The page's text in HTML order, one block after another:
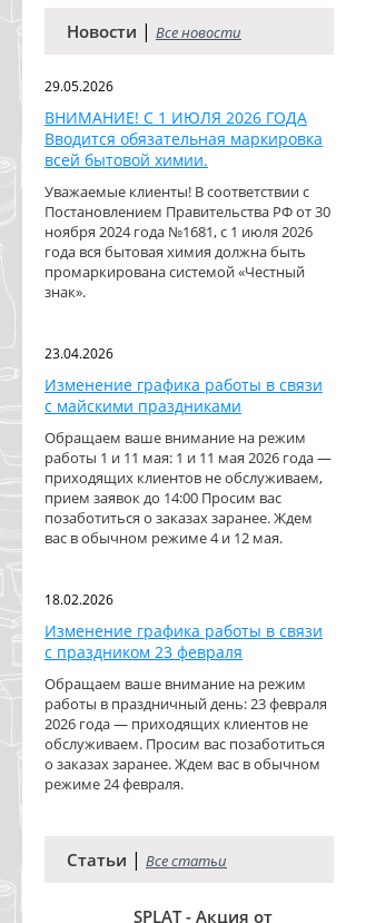
Новости | Все новости
29.05.2026
ВНИМАНИЕ! С 1 ИЮЛЯ 2026 ГОДА
Вводится обязательная маркировка
всей бытовой химии.
Уважаемые клиенты! В соответствии с
Постановлением Правительства РФ от 30
ноября 2024 года №1681, с 1 июля 2026
года вся бытовая химия должна быть
промаркирована системой «Честный
знак».
23.04.2026
Изменение графика работы в связи
с майскими праздниками
Обращаем ваше внимание на режим
работы 1 и 11 мая: 1 и 11 мая 2026 года —
приходящих клиентов не обслуживаем,
прием заявок до 14:00 Просим вас
позаботиться о заказах заранее. Ждем
вас в обычном режиме 4 и 12 мая.
18.02.2026
Изменение графика работы в связи
с праздником 23 февраля
Обращаем ваше внимание на режим
работы в праздничный день: 23 февраля
2026 года — приходящих клиентов не
обслуживаем. Просим вас позаботиться
о заказах заранее. Ждем вас в обычном
режиме 24 февраля.
Статьи | Все статьи
SPLAT - Акция от